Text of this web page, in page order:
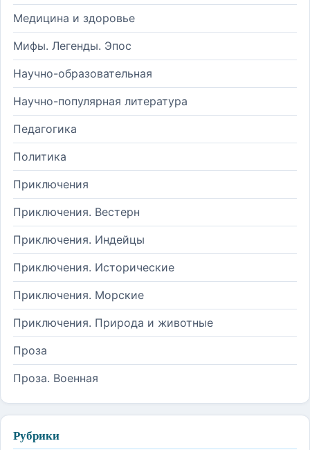
Медицина и здоровье
Мифы. Легенды. Эпос
Научно-образовательная
Научно-популярная литература
Педагогика
Политика
Приключения
Приключения. Вестерн
Приключения. Индейцы
Приключения. Исторические
Приключения. Морские
Приключения. Природа и животные
Проза
Проза. Военная
Рубрики